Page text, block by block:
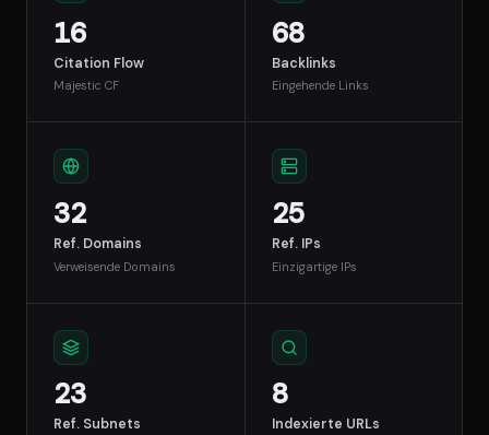
16
Citation Flow
Majestic CF
68
Backlinks
Eingehende Links
32
Ref. Domains
Verweisende Domains
25
Ref. IPs
Einzigartige IPs
23
Ref. Subnets
8
Indexierte URLs